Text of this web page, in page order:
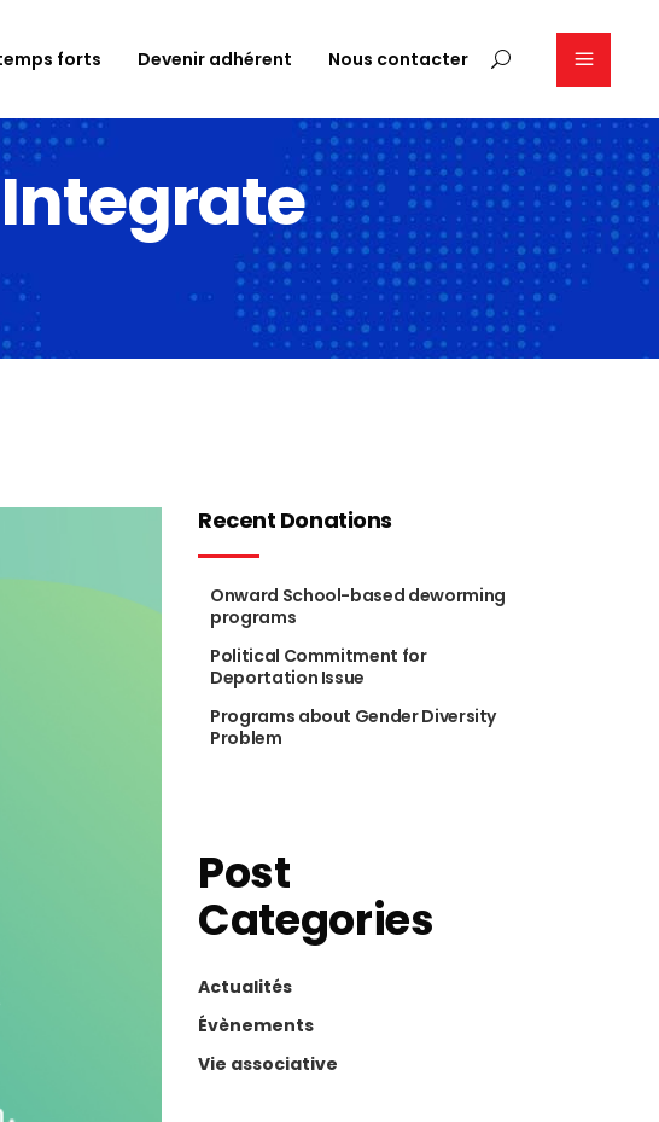
forts Devenir adhérent Nous contacter
Recent Donations
Onward School-based deworming
programs
Political Commitment for
Deportation Issue
Programs about Gender Diversity
Problem
Post
Categories
Actualités
Évènements
Vie associative